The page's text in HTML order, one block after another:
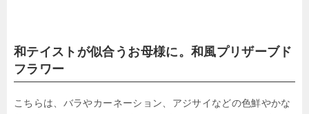
和テイストが似合うお母様に。和風プリザーブド
フラワー
こちらは、バラやカーネーション、アジサイなどの色鮮やかな